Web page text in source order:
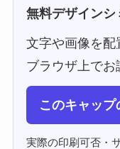
無料デザインシ
文字や画像を配
ブラウザ上でお
このキャッ
実際の印刷可否・